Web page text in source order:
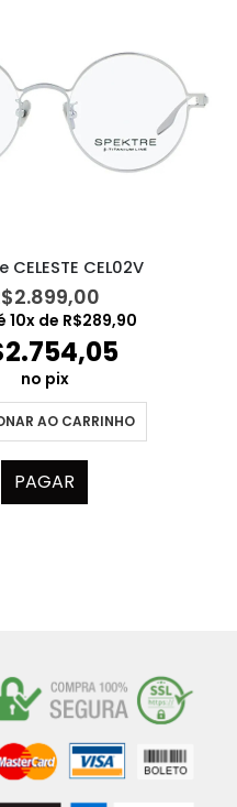
CELESTE CEL02V
2.899,00
10x de R$289,90
2.754,05
no pix
AO CARRINHO
PAGAR